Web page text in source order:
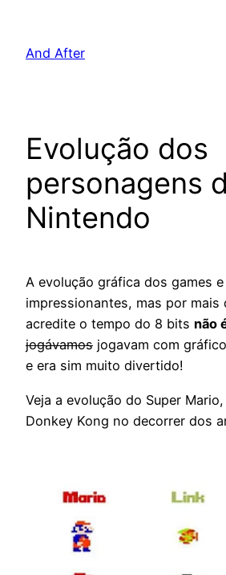
And After
Evolução dos
personagens
Nintendo
A evolução gráfica dos games
impressionantes, mas por mais
acredite o tempo do 8 bits não
jogávamos jogavam com
e era sim muito divertido!
Veja a evolução do Super
Donkey Kong no decorrer dos